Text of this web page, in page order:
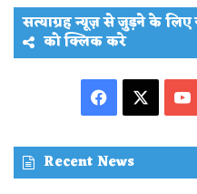
सत्याग्रह न्यूज़ से जुड़ने के
को क्लिक करे
Facebook
Recent News